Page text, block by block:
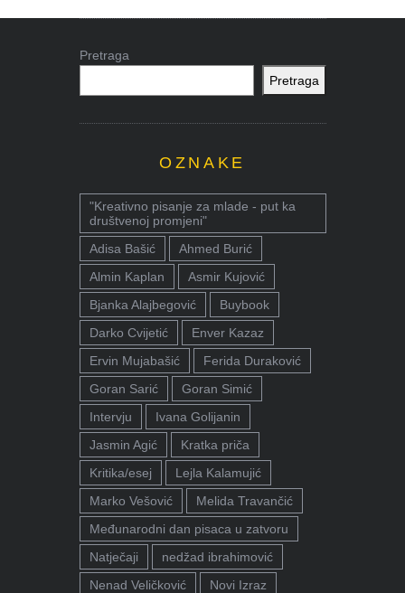
Pretraga
Pretraga
OZNAKE
"Kreativno pisanje za mlade - put ka
društvenoj promjeni"
Adisa Bašić
Ahmed Burić
Almin Kaplan
Asmir Kujović
Bjanka Alajbegović
Buybook
Darko Cvijetić
Enver Kazaz
Ervin Mujabašić
Ferida Duraković
Goran Sarić
Goran Simić
Intervju
Ivana Golijanin
Jasmin Agić
Kratka priča
Kritika/esej
Lejla Kalamujić
Marko Vešović
Melida Travančić
Međunarodni dan pisaca u zatvoru
Natječaji
nedžad ibrahimović
Nenad Veličković
Novi Izraz